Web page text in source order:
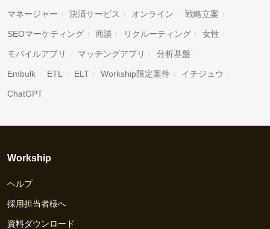
マネージャー 決済サービス オンライン 戦略立案
SEOマーケティング 商談 リクルーティング 女性
モバイルアプリ マッチングアプリ 分析基盤
Embulk ETL ELT Workship限定案件 イチジュウ
ChatGPT
Workship
ヘルプ
採用担当者様へ
資料ダウンロード